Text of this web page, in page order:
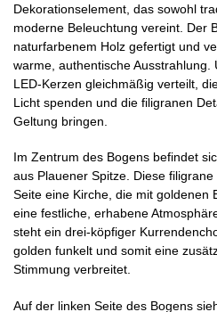
Dekorationselement, das sowohl
moderne Beleuchtung vereint. Der
naturfarbenem Holz gefertigt und
warme, authentische Ausstrahlung.
LED-Kerzen gleichmäßig verteilt,
Licht spenden und die filigranen
Geltung bringen.
Im Zentrum des Bogens befindet
aus Plauener Spitze. Diese
Seite eine Kirche, die mit goldenen
eine festliche, erhabene
steht ein drei-köpfiger
golden funkelt und somit eine
Stimmung verbreitet.
Auf der linken Seite des Bogens